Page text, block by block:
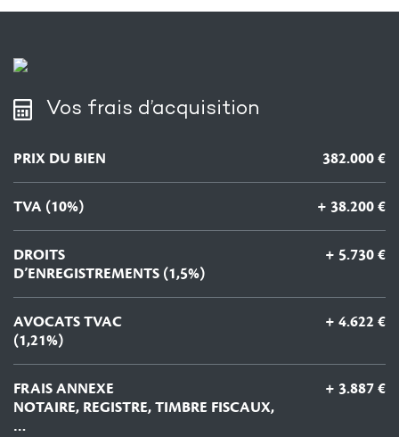
Vos frais d’acquisition
PRIX DU BIEN 382.000 €
TVA (10%) + 38.200 €
DROITS
D’ENREGISTREMENTS (1,5%)
+ 5.730 €
AVOCATS TVAC
(1,21%)
+ 4.622 €
FRAIS ANNEXE
NOTAIRE, REGISTRE, TIMBRE FISCAUX,
…
+ 3.887 €